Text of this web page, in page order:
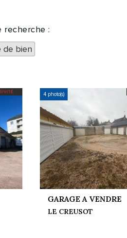
recherche :
de bien
4 photo(s)
GARAGE A VENDRE
LE CREUSOT